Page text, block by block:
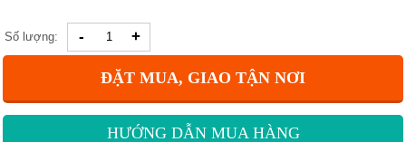
Số lượng: - +
ĐẶT MUA, GIAO TẬN NƠI
HƯỚNG DẪN MUA HÀNG